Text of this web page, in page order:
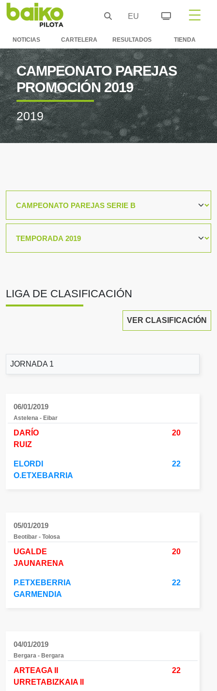
EU
NOTICIAS CARTELERA RESULTADOS TIENDA
CAMPEONATO PAREJAS
PROMOCIÓN 2019
2019
LIGA DE CLASIFICACIÓN
VER CLASIFICACIÓN
JORNADA 1
06/01/2019
Astelena - Eibar
DARÍO
RUIZ
20
ELORDI
O.ETXEBARRIA
22
05/01/2019
Beotibar - Tolosa
UGALDE
JAUNARENA
20
P.ETXEBERRIA
GARMENDIA
22
04/01/2019
Bergara - Bergara
ARTEAGA II
URRETABIZKAIA II
22